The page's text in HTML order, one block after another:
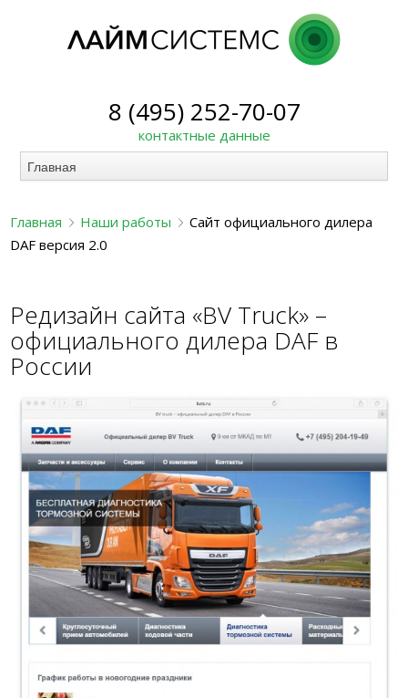
8 (495) 252-70-07
контактные данные
Главная Наши работы
Сайт официального дилера
DAF версия 2.0
Редизайн сайта «BV Truck» –
официального дилера DAF в
России